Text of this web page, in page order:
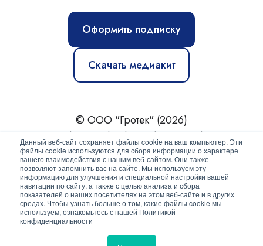
Данный веб-сайт сохраняет файлы cookie на ваш компьютер. Эти
файлы cookie используются для сбора информации о характере
вашего взаимодействия с нашим веб-сайтом. Они также
позволяют запомнить вас на сайте. Мы используем эту
информацию для улучшения и специальной настройки вашей
навигации по сайту, а также с целью анализа и сбора
показателей о наших посетителях на этом веб-сайте и в других
средах. Чтобы узнать больше о том, какие файлы cookie мы
используем, ознакомьтесь с нашей Политикой
конфиденциальности
Оформить подписку
Скачать медиакит
© ООО "Гротек" (2026)
Новости|Статьи|Обзоры|Журнал|О нас
Политика конфиденциальности
Согласие на обработку персональных данных